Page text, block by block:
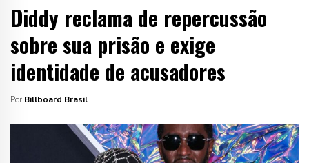
Diddy reclama de repercussão
sobre sua prisão e exige
identidade de acusadores
Por Billboard Brasil